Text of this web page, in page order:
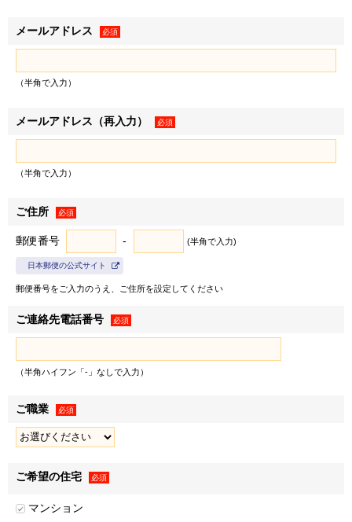
不利益を被ることがありますが、弊社に帰責事由がない限
り、弊社は責任を負いません。
利用目的
連結子会社とし、以下同じとします）は、お客様情報を以下
１．弊社の事業に関する商品・サービスの提供のため
＜例として、以下の利用目的が含まれます＞
• 郵便物・電子メール・電話等による営業活動
• 不動産に関するお客様との契約や取引の履行
• 不動産引渡し後のレジデンシャル・カスタマーサービス
の提供
メール・電話等による連絡、問い合わせ対応
食･住･遊･働に関わる商品・サービスの紹介
情報・特典の提供のため
• 各種セミナー・キャンペーン・イベントの案内
得した閲覧履歴やサービス利用履歴等の情報を分析し、お客
メールアドレス 必須
（半角で入力）
メールアドレス（再入力） 必須
（半角で入力）
ご住所 必須
郵便番号 - (半角で入力)
日本郵便の公式サイト
郵便番号をご入力のうえ、ご住所を設定してください
ご連絡先電話番号 必須
（半角ハイフン「-」なしで入力）
ご職業 必須
ご希望の住宅 必須
マンション